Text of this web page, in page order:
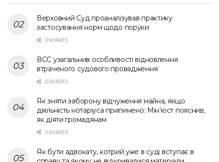
Верховний Суд проаналізував практику
застосування норм щодо поруки
0 SHARES
ВСС узагальнив особливості відновлення
втраченого судового провадження
0 SHARES
Як зняти заборону відчуження майна, якщо
діяльність нотаріуса припинено: Мін’юст пояснив,
як діяти громадянам
0 SHARES
Як бути адвокату, котрий уже в суді вступає в